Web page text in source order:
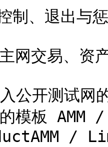
制、退出与
交易、资
入公开测
模板 AMM /
/